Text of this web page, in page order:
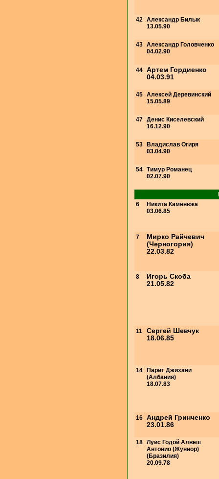
42 Александр Билык
13.05.90
43 Александр Головченко
04.02.90
44 Артем Гордиенко
04.03.91
45 Алексей Деревинский
15.05.89
47 Денис Киселевский
16.12.90
53
Владислав Огиря
03.04.90
54 Тимур Романец
02.07.90
6
Никита Каменюка
03.06.85
7
Мирко Райчевич
(Черногория)
22.03.82
8
Игорь Скоба
21.05.82
11
Сергей Шевчук
18.06.85
14
Парит Джихани
(Албания)
18.07.83
16 Андрей Гринченко
23.01.86
18 Луис Годой Алвеш
Антонио (Жуниор)
(Бразилия)
20.09.78